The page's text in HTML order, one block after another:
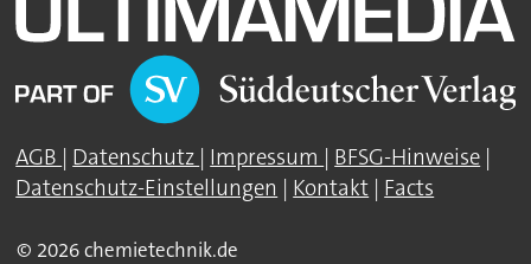
AGB | Datenschutz | Impressum | BFSG-Hinweise |
Datenschutz-Einstellungen | Kontakt | Facts
© 2026 chemietechnik.de